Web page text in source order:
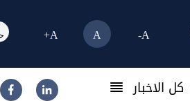
A-
A
A+
كل الاخبار